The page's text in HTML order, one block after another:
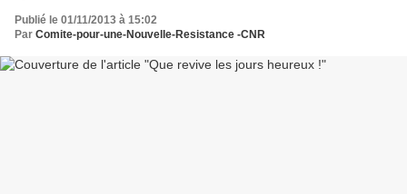
Publié le 01/11/2013 à 15:02
Par Comite-pour-une-Nouvelle-Resistance -CNR